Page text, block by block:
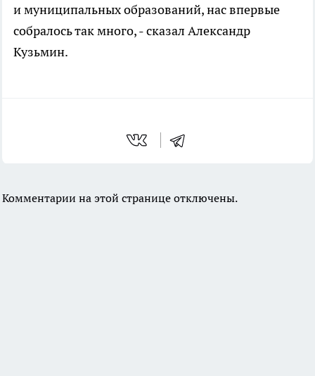
и муниципальных образований, нас впервые
собралось так много, - сказал Александр
Кузьмин.
Комментарии на этой странице отключены.